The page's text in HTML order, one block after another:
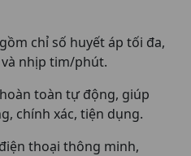
chỉ số huyết áp tối đa,
nhịp tim/phút.
toàn tự động, giúp
chính xác, tiện dụng.
thoại thông minh,